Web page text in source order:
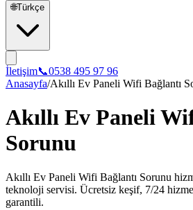
🌐Türkçe
İletişim📞0538 495 97 96
Anasayfa/Akıllı Ev Paneli Wifi Bağlantı
Akıllı Ev Paneli
Sorunu
Akıllı Ev Paneli Wifi Bağlantı Sorunu
teknoloji servisi. Ücretsiz keşif, 7/24
garantili.